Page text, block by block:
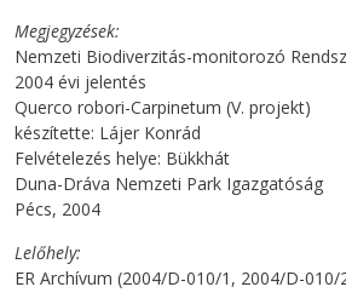
Megjegyzések
Nemzeti Biodiverzitás-monitorozó
2004 évi jelentés
Querco robori-Carpinetum (V. projekt)
készítette: Lájer Konrád
Felvételezés helye: Bükkhát
Duna-Dráva Nemzeti Park Igazgatóság
Pécs, 2004
Lelőhely
ER Archívum (2004/D-010/1, 2004/D-010/